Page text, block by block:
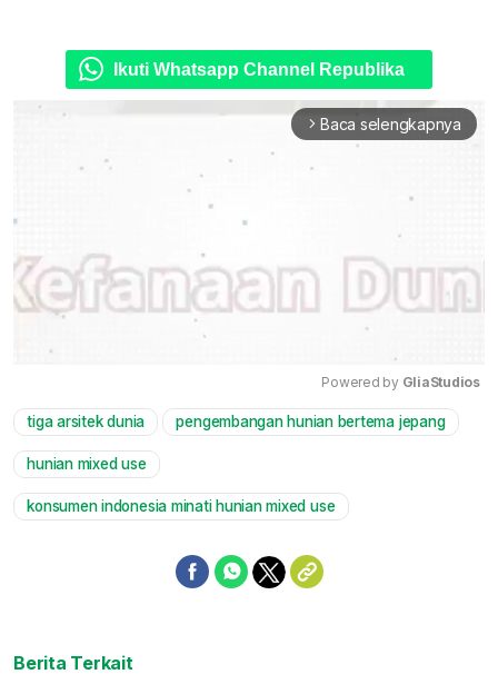
Ikuti Whatsapp Channel Republika
arrow_forward_ios Baca selengkapnya
Mute
Powered by GliaStudios
tiga arsitek dunia pengembangan hunian bertema jepang
hunian mixed use
konsumen indonesia minati hunian mixed use
Berita Terkait